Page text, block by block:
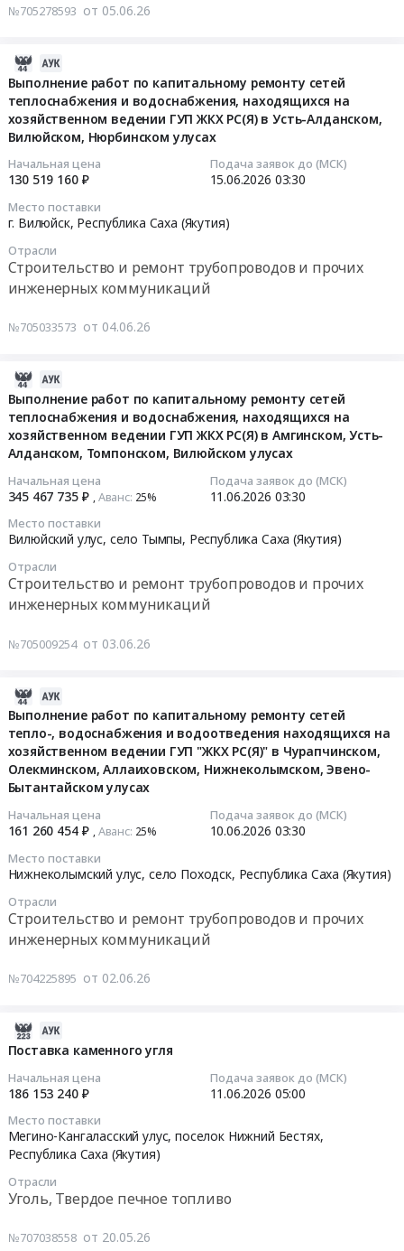
№705278593 от 05.06.26
,
Выполнение работ по капитальному ремонту сетей
теплоснабжения и водоснабжения, находящихся на
хозяйственном ведении ГУП ЖКХ РС(Я) в Усть-Алданском,
Вилюйском, Нюрбинском улусах
Начальная цена
130 519 160 ₽
Подача заявок до (МСК)
15.06.2026 03:30
Место поставки
г. Вилюйск, Республика Саха (Якутия)
Отрасли
Строительство и ремонт трубопроводов и прочих
инженерных коммуникаций
№705033573 от 04.06.26
Выполнение работ по капитальному ремонту сетей
теплоснабжения и водоснабжения, находящихся на
хозяйственном ведении ГУП ЖКХ РС(Я) в Амгинском, Усть-
Алданском, Томпонском, Вилюйском улусах
Начальная цена
345 467 735 ₽ Аванс: 25%‍
Подача заявок до (МСК)
11.06.2026 03:30
Место поставки
Вилюйский улус, село Тымпы, Республика Саха (Якутия)
Отрасли
Строительство и ремонт трубопроводов и прочих
инженерных коммуникаций
№705009254 от 03.06.26
Выполнение работ по капитальному ремонту сетей
тепло-, водоснабжения и водоотведения находящихся на
хозяйственном ведении ГУП "ЖКХ РС(Я)" в Чурапчинском,
Олекминском, Аллаиховском, Нижнеколымском, Эвено-
Бытантайском улусах
Начальная цена
161 260 454 ₽ Аванс: 25%‍
Подача заявок до (МСК)
10.06.2026 03:30
Место поставки
Нижнеколымский улус, село Походск, Республика Саха (Якутия)
Отрасли
Строительство и ремонт трубопроводов и прочих
инженерных коммуникаций
№704225895 от 02.06.26
,
Поставка каменного угля
Начальная цена
186 153 240 ₽
Подача заявок до (МСК)
11.06.2026 05:00
Место поставки
Мегино-Кангаласский улус, поселок Нижний Бестях,
Республика Саха (Якутия)
Отрасли
Уголь, Твердое печное топливо
№707038558 от 20.05.26